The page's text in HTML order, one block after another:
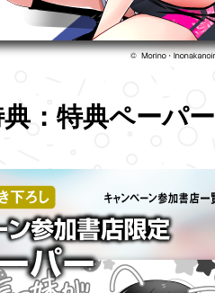
：特典ペーパー